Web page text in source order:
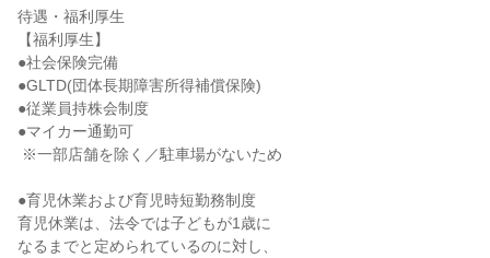
待遇・福利厚生
【福利厚生】
●社会保険完備
●GLTD(団体長期障害所得補償保険)
●従業員持株会制度
●マイカー通勤可
●育児休業および育児時短勤務制度
育児休業は、法令では子どもが1歳に
なるまでと定められているのに対し、